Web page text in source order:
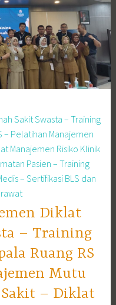
Diklat
– Training
Ruang RS
Mutu
– Diklat